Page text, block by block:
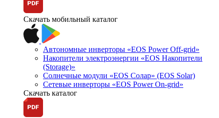
Скачать мобильный каталог
Автономные инверторы «EOS Power Off-grid»
Накопители электроэнергии «EOS Накопители
(Storage)»
Солнечные модули «EOS Солар» (EOS Solar)
Сетевые инверторы «EOS Power On-grid»
Скачать каталог